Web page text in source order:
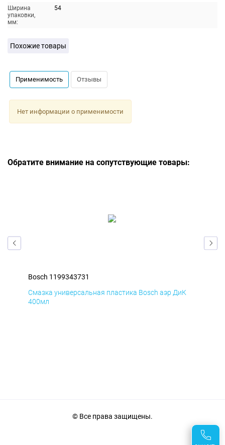
Ширина
упаковки,
мм:
54
Похожие товары
Применимость Отзывы
Нет информации о применимости
Обратите внимание на сопутствующие товары:
Bosch 1199343731
Смазка универсальная пластика Bosch аэр ДиК
400мл
© Все права защищены.